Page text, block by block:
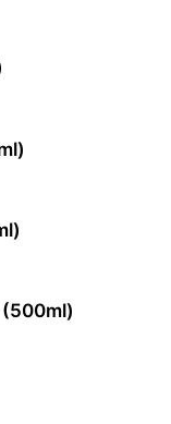
(500ml)